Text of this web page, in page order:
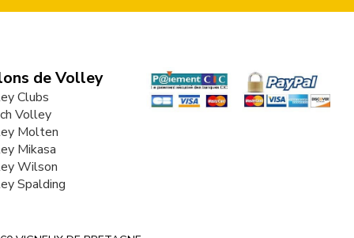
de Volley
Clubs
Volley
Molten
Mikasa
Wilson
Spalding